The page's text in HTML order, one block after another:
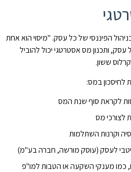
הפיננסי של כל עסק. "מיסוי הוא אחת
ותכנון מס אסטרטגי יכול להוביל
ששון.
לחיסכון במס:
לקראת סוף שנת המס
לצורכי מס
וקרנות השתלמות
לעסק (עוסק מורשה, חברה בע"מ)
מענקי השקעה או הטבות למו"פ